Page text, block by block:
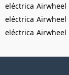
eléctrica Airwheel
eléctrica Airwheel
eléctrica Airwheel